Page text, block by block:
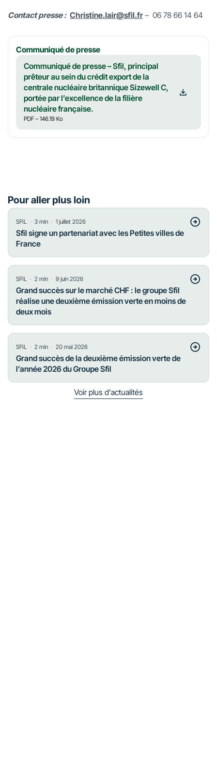
Contact presse : Christine.lair@sfil.fr – 06 78 66 14 64
Communiqué de presse
Communiqué de presse – Sfil, principal
prêteur au sein du crédit export de la
centrale nucléaire britannique Sizewell C,
portée par l’excellence de la filière
nucléaire française.
PDF – 146.19 Ko
Pour aller plus loin
SFIL ・ 3 min ・ 1 juillet 2026
Sfil signe un partenariat avec les Petites villes de
France
SFIL ・ 2 min ・ 9 juin 2026
Grand succès sur le marché CHF : le groupe Sfil
réalise une deuxième émission verte en moins de
deux mois
SFIL ・ 2 min ・ 20 mai 2026
Grand succès de la deuxième émission verte de
l’année 2026 du Groupe Sfil
Voir plus d'actualités